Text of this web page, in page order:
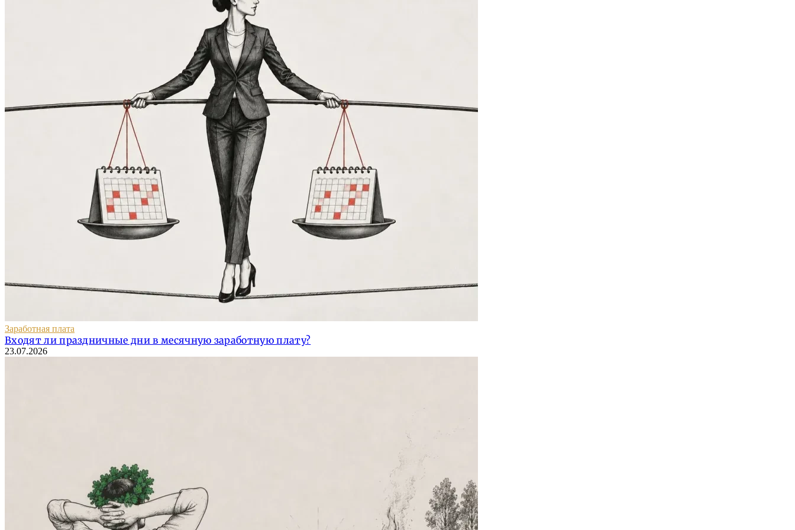
Заработная плата
Входят ли праздничные дни в месячную заработную плату?
23.07.2026